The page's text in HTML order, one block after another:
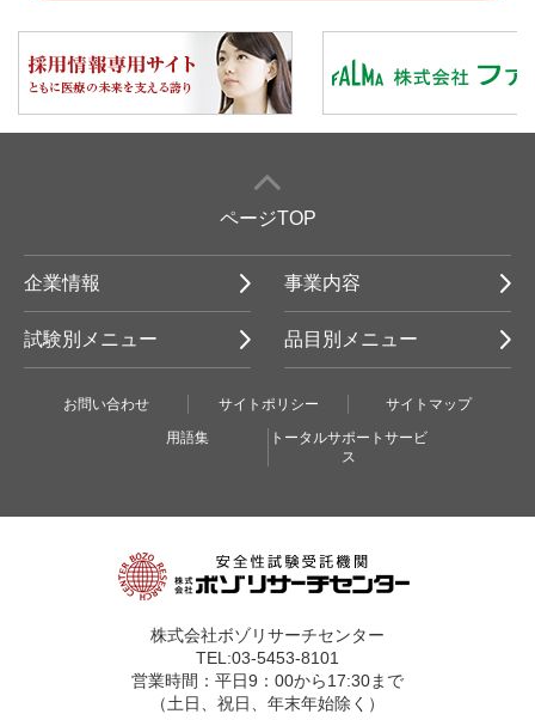
ページTOP
企業情報 事業内容
試験別メニュー 品目別メニュー
お問い合わせ サイトポリシー
サイトマップ
用語集
トータルサポートサービ
ス
株式会社ボゾリサーチセンター
TEL:03-5453-8101
営業時間：平日9：00から17:30まで
（土日、祝日、年末年始除く）